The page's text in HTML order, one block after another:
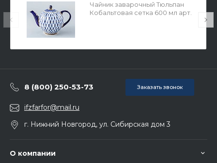
Чайник заварочный Тюльпан
Кобальтовая сетка 600 мл арт.
8 (800) 250-53-73 Заказать звонок
ifzfarfor@mail.ru
г. Нижний Новгород, ул. Сибирская дом 3
О компании